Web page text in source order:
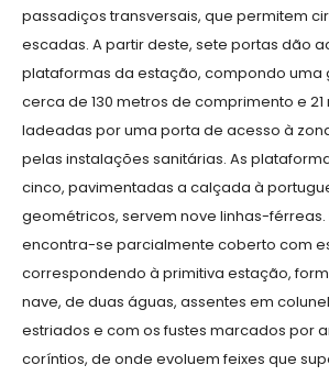
passadiços transversais, que permitem
escadas. A partir deste, sete portas dão
plataformas da estação, compondo uma
cerca de 130 metros de comprimento e
ladeadas por uma porta de acesso à
pelas instalações sanitárias. As
cinco, pavimentadas a calçada à
geométricos, servem nove linhas-férreas.
encontra-se parcialmente coberto com
correspondendo à primitiva estação,
nave, de duas águas, assentes em
estriados e com os fustes marcados por
coríntios, de onde evoluem feixes que